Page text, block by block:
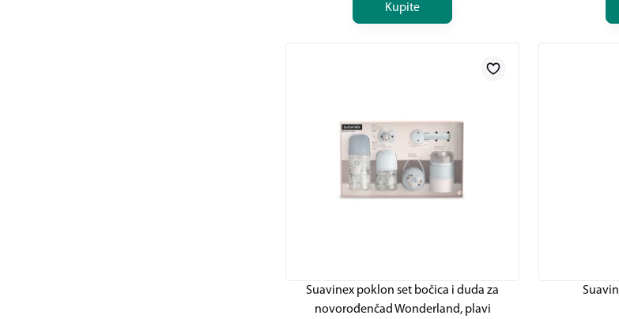
Kupite
Suavinex poklon set bočica i duda za
novorođenčad Wonderland, plavi